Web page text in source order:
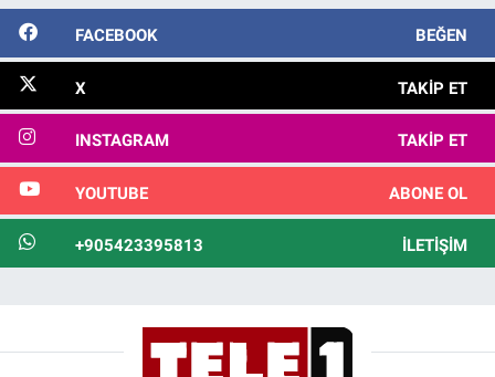
FACEBOOK BEĞEN
X TAKIP ET
INSTAGRAM TAKIP ET
YOUTUBE ABONE OL
+905423395813 İLETIŞIM